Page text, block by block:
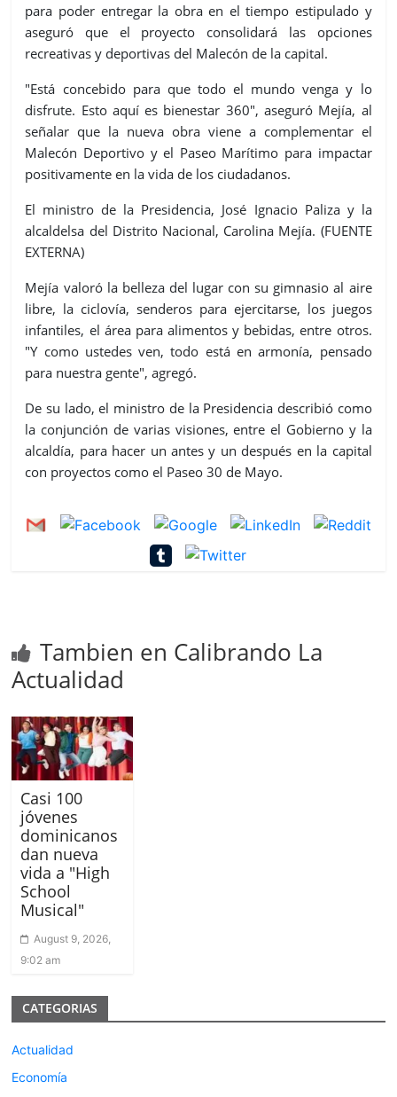
para poder entregar la obra en el tiempo estipulado y
aseguró que el proyecto consolidará las opciones
recreativas y deportivas del Malecón de la capital.
"Está concebido para que todo el mundo venga y lo
disfrute. Esto aquí es bienestar 360", aseguró Mejía, al
señalar que la nueva obra viene a complementar el
Malecón Deportivo y el Paseo Marítimo para impactar
positivamente en la vida de los ciudadanos.
El ministro de la Presidencia, José Ignacio Paliza y la
alcaldelsa del Distrito Nacional, Carolina Mejía. (FUENTE
EXTERNA)
Mejía valoró la belleza del lugar con su gimnasio al aire
libre, la ciclovía, senderos para ejercitarse, los juegos
infantiles, el área para alimentos y bebidas, entre otros.
"Y como ustedes ven, todo está en armonía, pensado
para nuestra gente", agregó.
De su lado, el ministro de la Presidencia describió como
la conjunción de varias visiones, entre el Gobierno y la
alcaldía, para hacer un antes y un después en la capital
con proyectos como el Paseo 30 de Mayo.
Tambien en Calibrando La
Actualidad
Casi 100
jóvenes
dominicanos
dan nueva
vida a "High
School
Musical"
August 9, 2026,
9:02 am
CATEGORIAS
Actualidad
Economía